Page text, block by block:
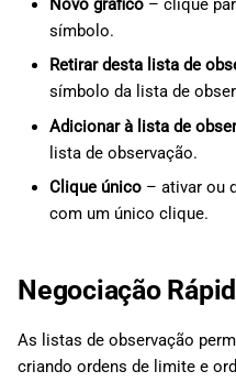
símbolo.
Retirar desta lista de
símbolo da lista de
Adicionar à lista de
lista de observação.
Clique único– ativar ou
com um único clique.
Negociação
As listas de observação
criando ordens de limite e